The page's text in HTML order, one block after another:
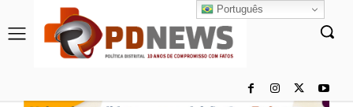
Português